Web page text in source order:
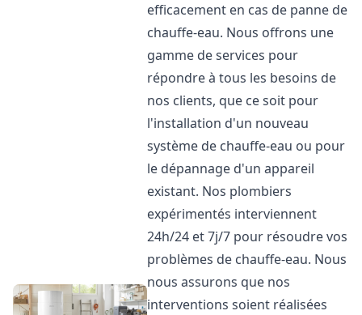
efficacement en cas de panne de
chauffe-eau. Nous offrons une
gamme de services pour
répondre à tous les besoins de
nos clients, que ce soit pour
l'installation d'un nouveau
système de chauffe-eau ou pour
le dépannage d'un appareil
existant. Nos plombiers
expérimentés interviennent
24h/24 et 7j/7 pour résoudre vos
problèmes de chauffe-eau. Nous
nous assurons que nos
interventions soient réalisées